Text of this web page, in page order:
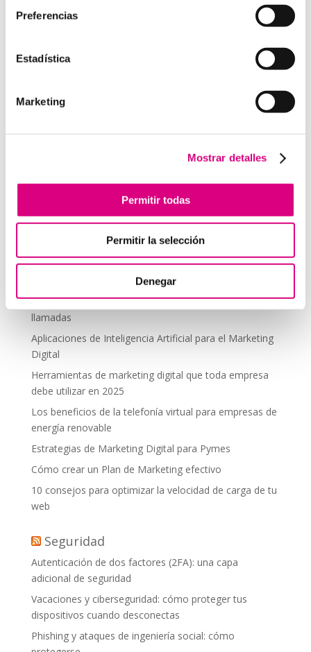
Preferencias
Estadística
Marketing
Mostrar detalles
Permitir todas
Permitir la selección
Denegar
para publicar un
comentario.
Telefonía virtual para el trabajo remoto: comunícate
desde donde estés
Tendencias actuales en marketing y publicidad que
debes aplicar en tu plan de marketing
Centralitas virtuales: una solución para la gestión de
llamadas
Aplicaciones de Inteligencia Artificial para el Marketing
Digital
Herramientas de marketing digital que toda empresa
debe utilizar en 2025
Los beneficios de la telefonía virtual para empresas de
energía renovable
Estrategias de Marketing Digital para Pymes
Cómo crear un Plan de Marketing efectivo
10 consejos para optimizar la velocidad de carga de tu
web
Seguridad
Autenticación de dos factores (2FA): una capa
adicional de seguridad
Vacaciones y ciberseguridad: cómo proteger tus
dispositivos cuando desconectas
Phishing y ataques de ingeniería social: cómo